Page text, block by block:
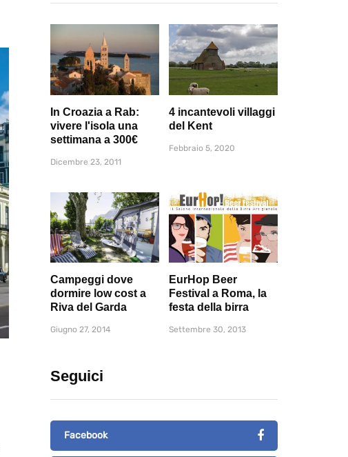
In Croazia a Rab:
vivere l'isola una
settimana a 300€
Dicembre 23, 2011
4 incantevoli villaggi
del Kent
Febbraio 5, 2020
Campeggi dove
dormire low cost a
Riva del Garda
Giugno 27, 2014
EurHop Beer
Festival a Roma, la
festa della birra
Settembre 30, 2013
Seguici
Facebook